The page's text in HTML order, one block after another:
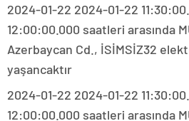
2024-01-22 2024-01-22
12:00:00.000 saatleri arasında
Azerbaycan Cd., İSİMSİZ32
yaşancaktır
2024-01-22 2024-01-22
12:00:00.000 saatleri arasında